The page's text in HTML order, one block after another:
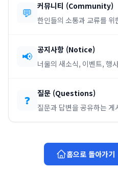
💬 커뮤니티 (Community)
한인들의 소통과 교류를
📢 공지사항 (Notice)
너울의 새소식, 이벤트, 행
❓ 질문 (Questions)
질문과 답변을 공유하는 게
홈으로 돌아가기